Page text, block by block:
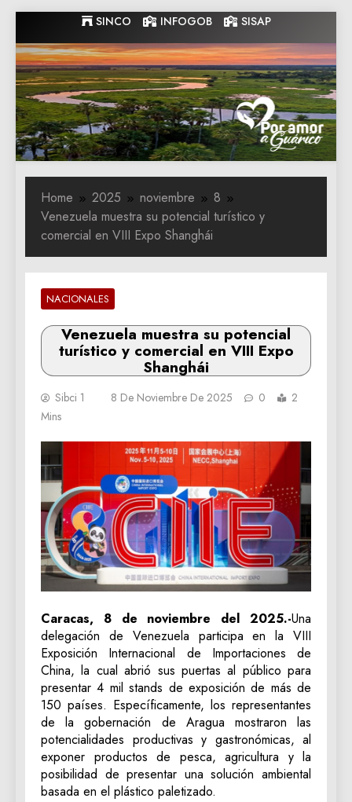
to
content
SINCO INFOGOB SISAP
Gobernacion
de Guarico
Gobernacion de Guarico
Home 2025 noviembre
8
Venezuela muestra su potencial turístico y
comercial en VIII Expo Shanghái
NACIONALES
Venezuela muestra su potencial
turístico y comercial en VIII Expo
Shanghái
Sibci 1 8 De Noviembre De 2025 0
2
Mins
Caracas, 8 de noviembre del 2025.-Una
delegación de Venezuela participa en la VIII
Exposición Internacional de Importaciones de
China, la cual abrió sus puertas al público para
presentar 4 mil stands de exposición de más de
150 países. Específicamente, los representantes
de la gobernación de Aragua mostraron las
potencialidades productivas y gastronómicas, al
exponer productos de pesca, agricultura y la
posibilidad de presentar una solución ambiental
basada en el plástico paletizado.